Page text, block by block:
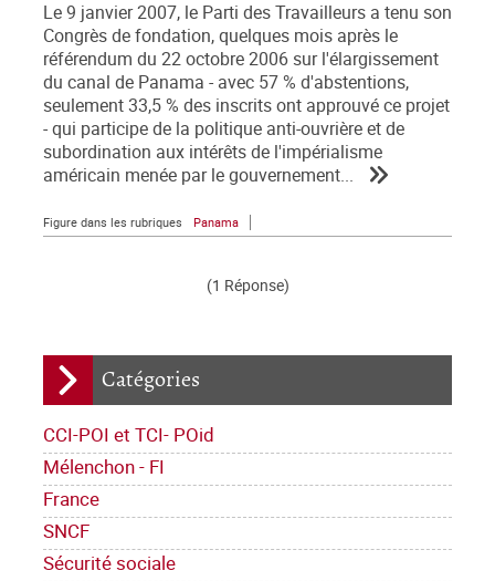
Catégories
CCI-POI et TCI- POid
Mélenchon - FI
France
SNCF
Sécurité sociale
Le 9 janvier 2007, le Parti des Travailleurs a tenu son
Congrès de fondation, quelques mois après le
référendum du 22 octobre 2006 sur l'élargissement
du canal de Panama - avec 57 % d'abstentions,
seulement 33,5 % des inscrits ont approuvé ce projet
- qui participe de la politique anti-ouvrière et de
subordination aux intérêts de l'impérialisme
américain menée par le gouvernement...
Figure dans les rubriques Panama
(1 Réponse)